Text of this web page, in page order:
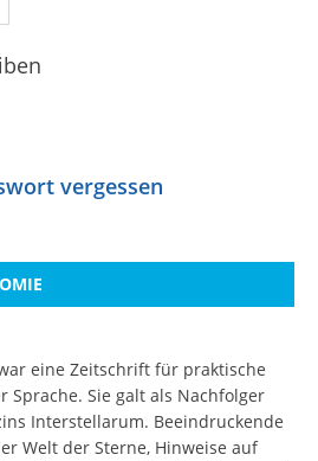
vergessen
eine Zeitschrift für praktische
Sprache. Sie galt als Nachfolger
Interstellarum. Beeindruckende
Welt der Sterne, Hinweise auf